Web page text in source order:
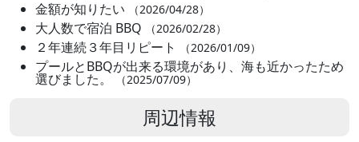
金額が知りたい （2026/04/28）
大人数で宿泊 BBQ （2026/02/28）
２年連続３年目リピート （2026/01/09）
プールとBBQが出来る環境があり、海も近かったため
選びました。 （2025/07/09）
周辺情報